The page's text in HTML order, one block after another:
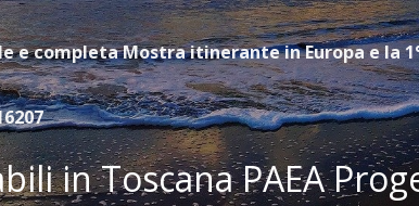
e completa Mostra itinerante in Europa e la
in Toscana PAEA